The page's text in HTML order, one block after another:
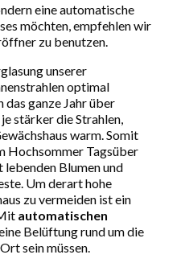
eine automatische
möchten, empfehlen wir
zu benutzen.
unserer
optimal
das ganze Jahr über
stärker die Strahlen,
warm. Somit
Hochsommer Tagsüber
Blumen und
Um derart hohe
zu vermeiden ist ein
automatischen
Belüftung rund um die
sein müssen.